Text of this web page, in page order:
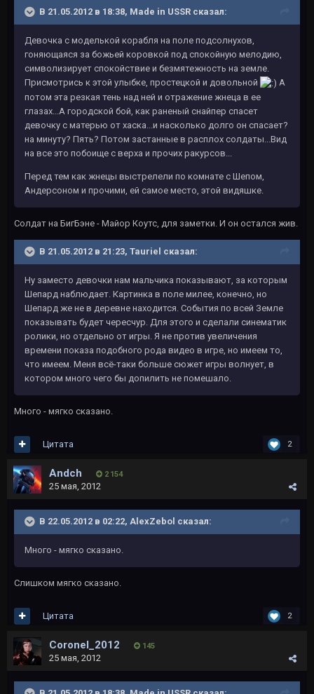
В 21.05.2012 в 18:38, Made in USSR сказал:
Девочка с моделькой корабля на поле подсолнухов,
гоняющаяся за божьей коровкой под спокойную мелодию,
символизирует спокойствие и безмятежность на земле.
Присмотрись к этой улыбке, простецкой и довольной
А
потом эта резкая тень над ней и отражение жнеца в ее
глазах...А городской бой, как раненый снайпер спасет
девочку с матерью от хаска...и насколько долго он спасает?
на минуту? Пять? Потом застанные в расплох солдаты...Вид
на все это побоище с верха и прочих ракурсов...
Перед тем как жнецы выстрелели по комнате с Шепом,
Андерсоном и прочими, ей самое место, этой видяшке.
Солдат на БигБэне - Майор Коутс, для заметки. И он остался жив.
В 21.05.2012 в 21:23, Tauriel сказал:
Ну заместо девочки нам мальчика показывают, за которым
Шепард наблюдает. Картинка в поле милее, конечно, но
Шепард же не в деревне находится. События по всей Земле
показывать будет чересчур. Для этого и сделали синематик
ролики, но отдельно от игры. Я не против увеличения
времени показа подобного рода видео в игре, но имеем то,
что имеем. Меня всё-таки больше сюжет игры волнует, в
котором много чего бы допилить не помешало.
Много - мягко сказано.
2
Цитата
Andch 2 154
25 мая, 2012
В 22.05.2012 в 02:22, AlexZebol сказал:
Много - мягко сказано.
Слишком мягко сказано.
2
Цитата
Coronel_2012 145
25 мая, 2012